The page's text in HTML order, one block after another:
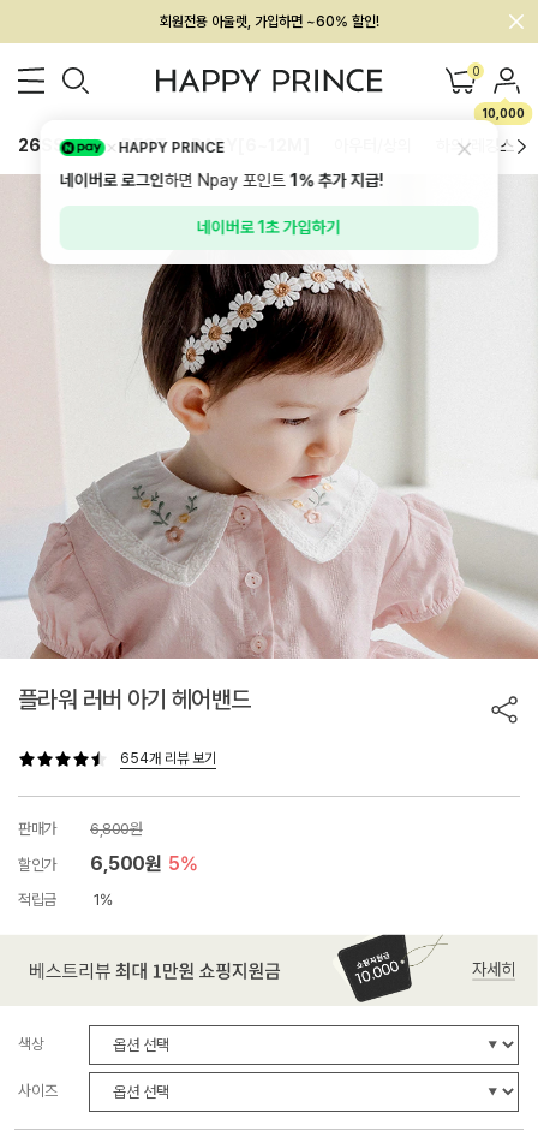
회원전용 아울렛, 가입하면 ~60% 할인!
멤버십 최대 28,000원 혜택 0
10,000
26SS 신상 BEST BABY[6~12M] 하의/레깅스
플라워 러버 아기 헤어밴드
654개 리뷰 보기
판매가
6,800원
할인가
6,500원 5%
적립금 1%
색상
사이즈
HAPPY PRINCE
네이버로 로그인하면 Npay 포인트1%추가 지급!
네이버로 1초 가입하기